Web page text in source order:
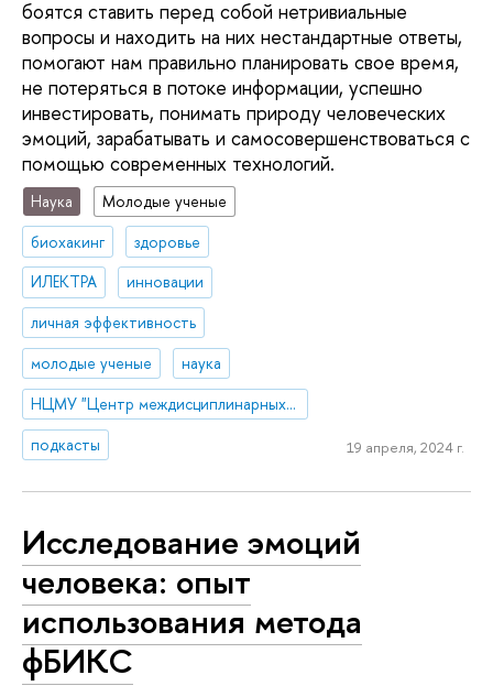
боятся ставить перед собой нетривиальные
вопросы и находить на них нестандартные ответы,
помогают нам правильно планировать свое время,
не потеряться в потоке информации, успешно
инвестировать, понимать природу человеческих
эмоций, зарабатывать и самосовершенствоваться с
помощью современных технологий.
Наука
Молодые ученые
биохакинг
здоровье
ИЛЕКТРА
инновации
личная эффективность
молодые ученые
наука
НЦМУ "Центр междисциплинарных исследований человеческого потенциала"
подкасты
19 апреля, 2024 г.
Исследование эмоций
человека: опыт
использования метода
фБИКС